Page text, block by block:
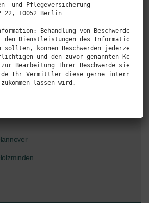
und Pflegeversicherung
22, 10052 Berlin
Behandlung von Beschwerden
den Dienstleistungen des
sollten, können Beschwerden jederzeit an
und den zuvor genannten
zur Bearbeitung Ihrer Beschwerde sieht
Ihr Vermittler diese gerne intern
lassen wird.